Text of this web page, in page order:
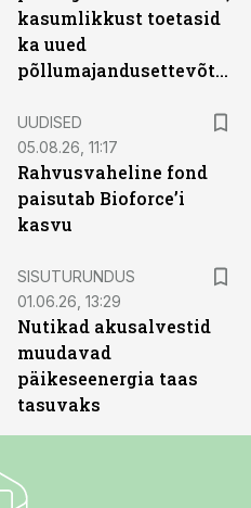
kasumlikkust toetasid
ka uued
põllumajandusettevõtted
UUDISED
05.08.26, 11:17
Rahvusvaheline fond
paisutab Bioforce’i
kasvu
SISUTURUNDUS
01.06.26, 13:29
Nutikad akusalvestid
muudavad
päikeseenergia taas
tasuvaks